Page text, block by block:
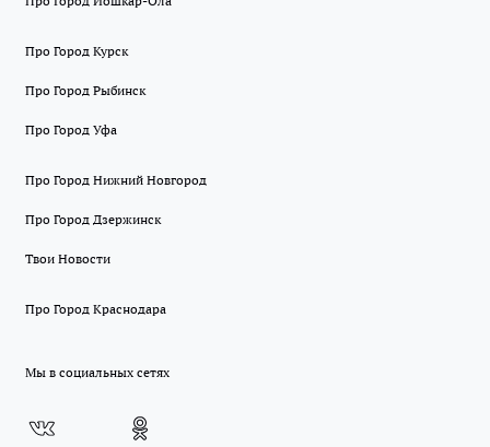
Про Город Курск
Про Город Рыбинск
Про Город Уфа
Про Город Нижний Новгород
Про Город Дзержинск
Твои Новости
Про Город Краснодара
Мы в социальных сетях